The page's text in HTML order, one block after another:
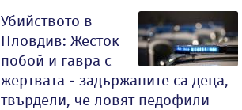
Убийството в
Пловдив: Жесток
побой и гавра с
жертвата - задържаните са деца,
твърдели, че ловят педофили